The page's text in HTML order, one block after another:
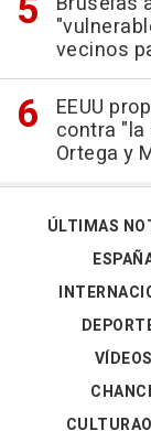
vecinos
EEUU
contra
Ortega y
ÚLTIMAS
VÍDEOS